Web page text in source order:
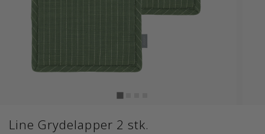
Line Grydelapper 2 stk.